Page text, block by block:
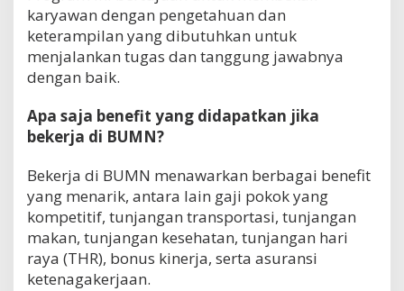
karyawan dengan pengetahuan dan
keterampilan yang dibutuhkan untuk
menjalankan tugas dan tanggung jawabnya
dengan baik.
Apa saja benefit yang didapatkan jika
bekerja di BUMN?
Bekerja di BUMN menawarkan berbagai benefit
yang menarik, antara lain gaji pokok yang
kompetitif, tunjangan transportasi, tunjangan
makan, tunjangan kesehatan, tunjangan hari
raya (THR), bonus kinerja, serta asuransi
ketenagakerjaan.